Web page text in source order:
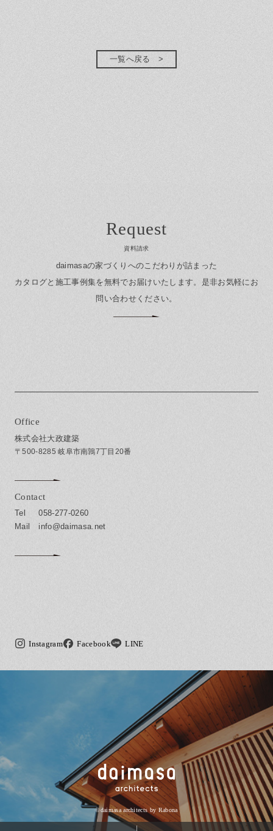
一覧へ戻る
資料請求
daimasaの家づくりへのこだわりが詰まった
カタログと施工事例集を無料でお届けいたします。 是非お気軽にお
問い合わせください。
Office
株式会社大政建築
〒500-8285 岐阜市南鶉7丁目20番
Contact
058-277-0260
info@daimasa.net
Instagram Facebook LINE
©daimasa architects by Rabona